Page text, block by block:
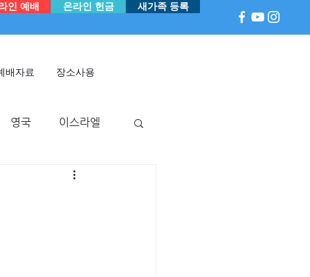
배자료 장소사용
온라인 헌금 새가족 등록
인 예배
영국 이스라엘